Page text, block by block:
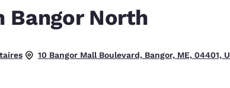
Bangor North
10 Bangor Mall Boulevard, Bangor, ME, 04401,